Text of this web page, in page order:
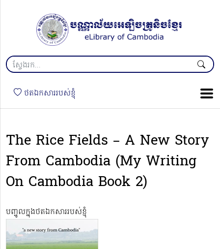
ថតឯកសាររបស់ខ្ញុំ
The Rice Fields – A New Story
From Cambodia (My Writing
On Cambodia Book 2)
បញ្ចូលក្នុងថតឯកសាររបស់ខ្ញុំ